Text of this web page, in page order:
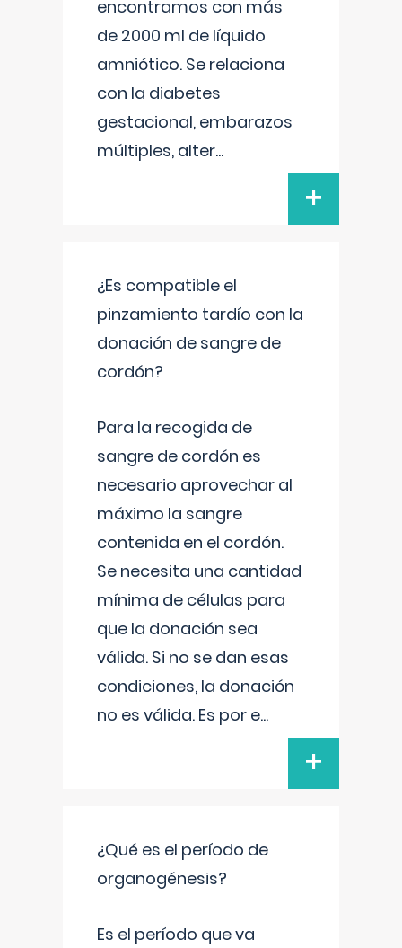
encontramos con más
de 2000 ml de líquido
amniótico. Se relaciona
con la diabetes
gestacional, embarazos
múltiples, alter...
+
¿Es compatible el
pinzamiento tardío con la
donación de sangre de
cordón?
Para la recogida de
sangre de cordón es
necesario aprovechar al
máximo la sangre
contenida en el cordón.
Se necesita una cantidad
mínima de células para
que la donación sea
válida. Si no se dan esas
condiciones, la donación
no es válida. Es por e...
+
¿Qué es el período de
organogénesis?
Es el período que va